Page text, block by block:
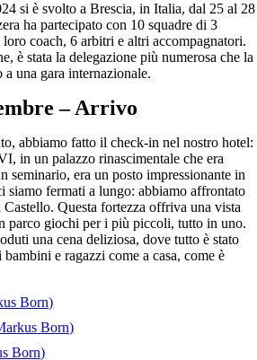
si è svolto a Brescia, in Italia, dal 25 al 28
ha partecipato con 10 squadre di 3
loro coach, 6 arbitri e altri accompagnatori.
è stata la delegazione più numerosa che la
una gara internazionale.
– Arrivo
abbiamo fatto il check-in nel nostro hotel:
in un palazzo rinascimentale che era
seminario, era un posto impressionante in
siamo fermati a lungo: abbiamo affrontato
Questa fortezza offriva una vista
parco giochi per i più piccoli, tutto in uno.
una cena deliziosa, dove tutto è stato
e ragazzi come a casa, come è